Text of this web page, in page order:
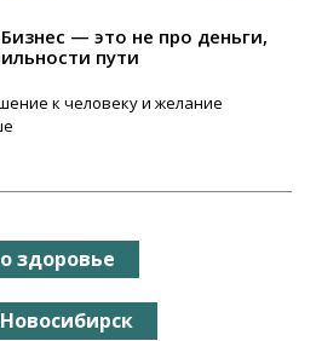
— это не про деньги,
пути
к человеку и желание
здоровье